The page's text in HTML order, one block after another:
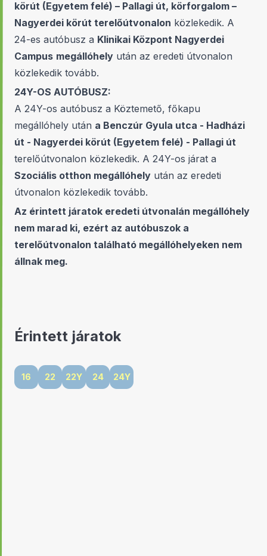
körút (Egyetem felé) – Pallagi út, körforgalom –
Nagyerdei körút terelőútvonalon közlekedik. A
24-es autóbusz a Klinikai Központ Nagyerdei
Campus megállóhely után az eredeti útvonalon
közlekedik tovább.
24Y-OS AUTÓBUSZ:
A 24Y-os autóbusz a Köztemető, főkapu
megállóhely után a Benczúr Gyula utca - Hadházi
út - Nagyerdei körút (Egyetem felé) - Pallagi út
terelőútvonalon közlekedik. A 24Y-os járat a
Szociális otthon megállóhely után az eredeti
útvonalon közlekedik tovább.
Az érintett járatok eredeti útvonalán megállóhely
nem marad ki, ezért az autóbuszok a
terelőútvonalon található megállóhelyeken nem
állnak meg.
Érintett járatok
16 22 22Y 24 24Y